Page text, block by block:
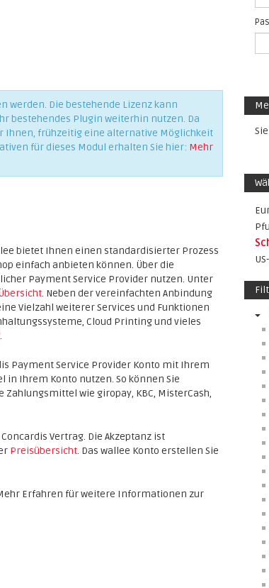
werden. Die bestehende Lizenz kann
bestehendes Plugin weiterhin nutzen. Da
Ihnen, frühzeitig eine alternative Möglichkeit
für dieses Modul erhalten Sie hier: Mehr
bietet Ihnen einen standardisierter Prozess
einfach anbieten können. Über die
Payment Service Provider nutzen. Unter
. Neben der vereinfachten Anbindung
Vielzahl weiterer Services und Funktionen
Cloud Printing und vieles
.
Payment Service Provider Konto mit Ihrem
in Ihrem Konto nutzen. So können Sie
wie giropay, KBC, MisterCash,
Vertrag. Die Akzeptanz ist
Preisübersicht. Das wallee Konto erstellen Sie
Erfahren für weitere Informationen zur